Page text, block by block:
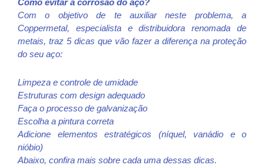
Com o objetivo de te auxiliar neste problema, a
Coppermetal, especialista e distribuidora renomada de
metais, traz 5 dicas que vão fazer a diferença na proteção
do seu aço:
Limpeza e controle de umidade
Estruturas com design adequado
Faça o processo de galvanização
Escolha a pintura correta
Adicione elementos estratégicos (níquel, vanádio e o
nióbio)
Abaixo, confira mais sobre cada uma dessas dicas.